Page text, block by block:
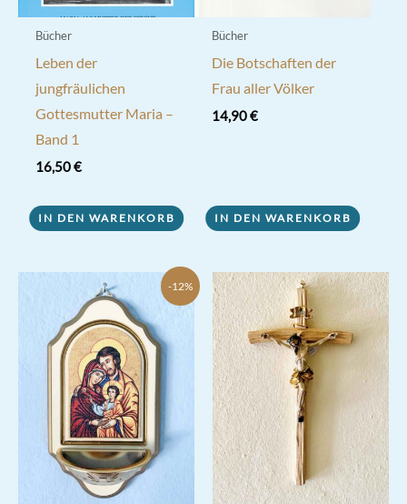
Bücher
Leben der
jungfräulichen
Gottesmutter Maria –
Band 1
16,50€
IN DEN WARENKORB
Bücher
Die Botschaften der
Frau aller Völker
14,90€
IN DEN WARENKORB
-12%